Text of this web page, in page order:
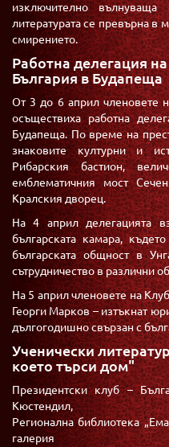
изключително
литературата се превърна в
смирението.
Работна делегация
България в Будапеща
От 3 до 6 април членовете
осъществиха работна
Будапеща. По време на
знаковите културни и
Рибарския бастион,
емблематичния мост
Кралския дворец.
На 4 април делегацията
българската камара,
българската общност в
сътрудничество в различни
На 5 април членовете на
Георги Марков – изтъкнат
дългогодишно свързан с
Ученически
което търси дом"
Президентски клуб –
Кюстендил,
Регионална библиотека
галерия